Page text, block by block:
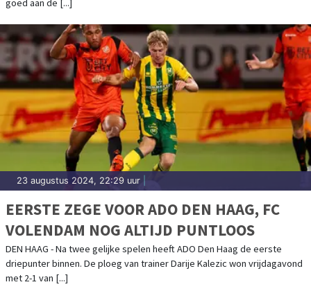
goed aan de [...]
23 augustus 2024, 22:29 uur
EERSTE ZEGE VOOR ADO DEN HAAG, FC
VOLENDAM NOG ALTIJD PUNTLOOS
DEN HAAG - Na twee gelijke spelen heeft ADO Den Haag de eerste
driepunter binnen. De ploeg van trainer Darije Kalezic won vrijdagavond
met 2-1 van [...]